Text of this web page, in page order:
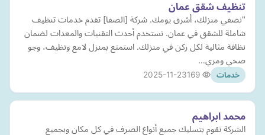
تنظيف شقق عمان
"نضفي منزلك، أشرق يومك. شركة [الصفا] تقدم خدمات تنظيف
شاملة للشقق في عمان. نستخدم أحدث التقنيات والمعدات لضمان
نظافة مثالية لكل ركن في منزلك. استمتع بمنزل لامع ونظيف، وجو
صحي ومري…
خدمات 2025-11-23
محمد ابراهيم
الشركة تقوم بتسليك جميع أنواع الصرف في كل مكان وبجميع